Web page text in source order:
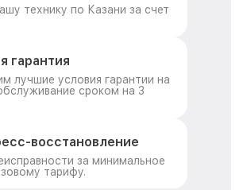
технику по Казани за счет
гарантия
лучшие условия гарантии на
сроком на 3
восстановление
за минимальное
тарифу.